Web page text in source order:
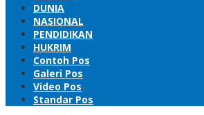
DUNIA
NASIONAL
PENDIDIKAN
HUKRIM
Contoh Pos
Galeri Pos
Video Pos
Standar Pos